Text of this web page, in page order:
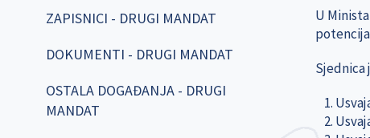
ZAPISNICI - DRUGI MANDAT
DOKUMENTI - DRUGI MANDAT
OSTALA DOGAĐANJA - DRUGI
MANDAT
U
Sjednica